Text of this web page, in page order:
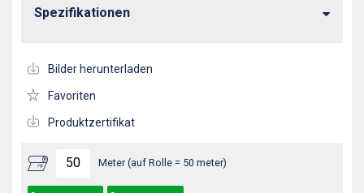
Meter (auf Rolle = 50 meter)
Spezifikationen
Bilder herunterladen
Favoriten
Produktzertifikat